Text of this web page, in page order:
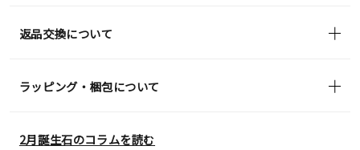
返品交換について
ラッピング・梱包について
2月誕生石のコラムを読む